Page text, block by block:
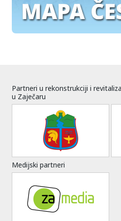
Partneri u rekonstrukciji i
u Zaječaru
Medijski partneri